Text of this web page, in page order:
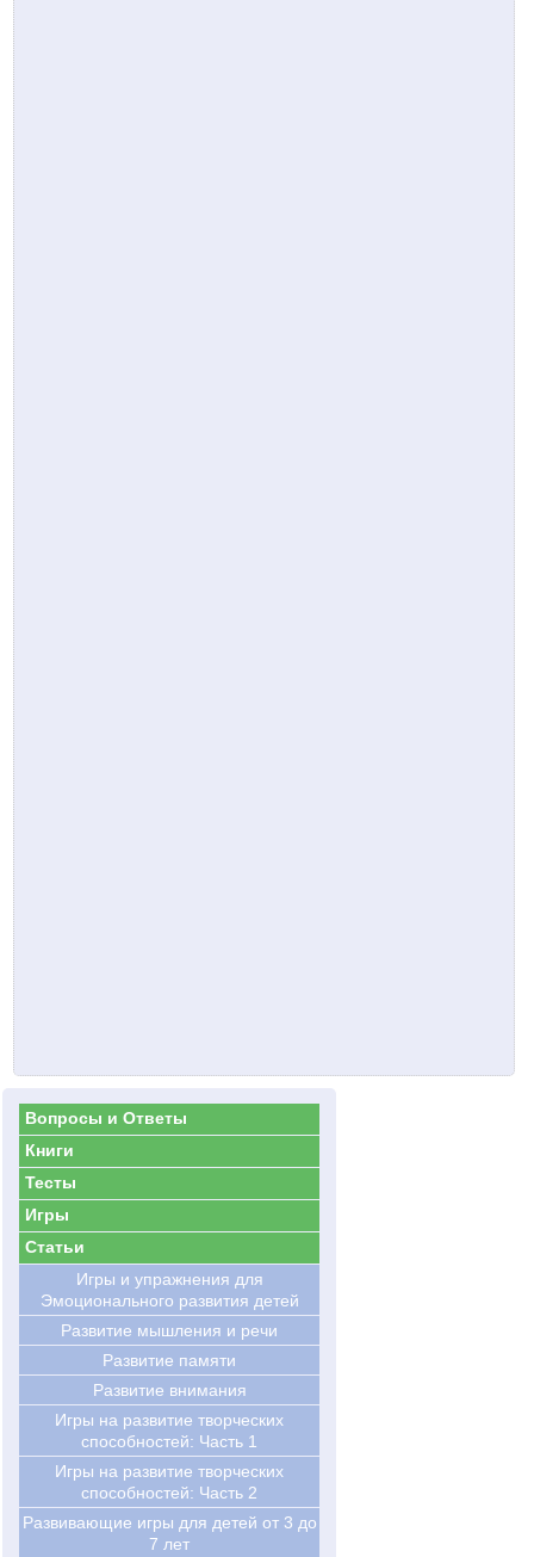
Вопросы и Ответы
Книги
Тесты
Игры
Статьи
Игры и упражнения для
Эмоционального развития детей
Развитие мышления и речи
Развитие памяти
Развитие внимания
Игры на развитие творческих
способностей: Часть 1
Игры на развитие творческих
способностей: Часть 2
Развивающие игры для детей от 3 до
7 лет